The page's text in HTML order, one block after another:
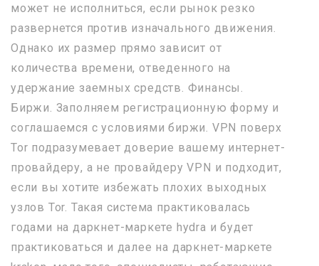
может не исполниться, если рынок резко
развернется против изначального движения.
Однако их размер прямо зависит от
количества времени, отведенного на
удержание заемных средств. Финансы.
Биржи. Заполняем регистрационную форму и
соглашаемся с условиями биржи. VPN поверх
Tor подразумевает доверие вашему интернет-
провайдеру, а не провайдеру VPN и подходит,
если вы хотите избежать плохих выходных
узлов Tor. Такая система практиковалась
годами на даркнет-маркете hydra и будет
практиковаться и далее на даркнет-маркете